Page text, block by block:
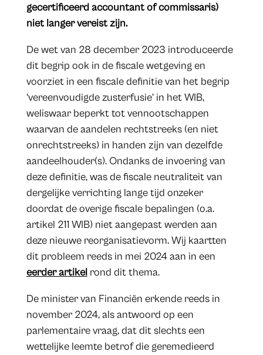
gecertificeerd accountant of commissaris)
niet langer vereist zijn.
De wet van 28 december 2023 introduceerde
dit begrip ook in de fiscale wetgeving en
voorziet in een fiscale definitie van het begrip
‘vereenvoudigde zusterfusie’ in het WIB,
weliswaar beperkt tot vennootschappen
waarvan de aandelen rechtstreeks (en niet
onrechtstreeks) in handen zijn van dezelfde
aandeelhouder(s). Ondanks de invoering van
deze definitie, was de fiscale neutraliteit van
dergelijke verrichting lange tijd onzeker
doordat de overige fiscale bepalingen (o.a.
artikel 211 WIB) niet aangepast werden aan
deze nieuwe reorganisatievorm. Wij kaartten
dit probleem reeds in mei 2024 aan in een
eerder artikelrond dit thema.
De minister van Financiën erkende reeds in
november 2024, als antwoord op een
parlementaire vraag, dat dit slechts een
wettelijke leemte betrof die geremedieerd